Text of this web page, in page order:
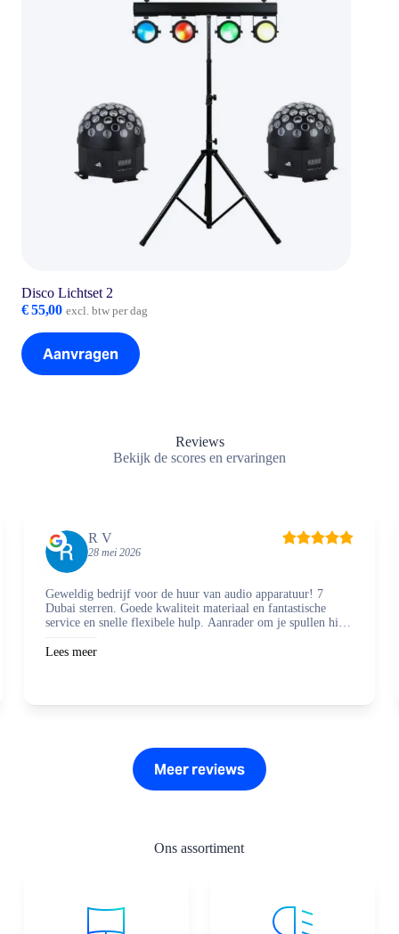
Disco Lichtset 2
€55,00 excl. btw per dag
Aanvragen
Reviews
Bekijk de scores en ervaringen
R V
28 mei 2026
Geweldig bedrijf voor de huur van audio apparatuur! 7
Dubai sterren. Goede kwaliteit materiaal en fantastische
service en snelle flexibele hulp. Aanrader om je spullen hier
Lees meer
Meer reviews
Ons assortiment